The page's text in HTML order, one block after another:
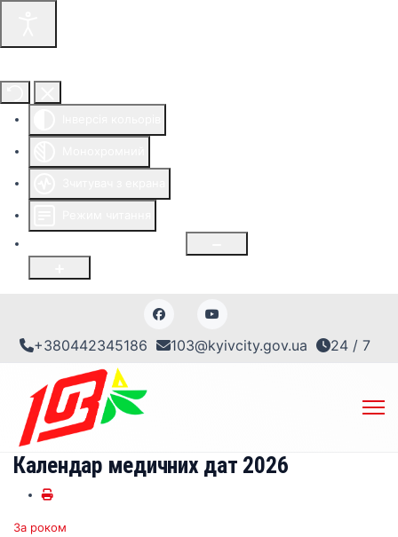
+380442345186 103@kyivcity.gov.ua 24 / 7
Календар медичних дат 2026
За роком